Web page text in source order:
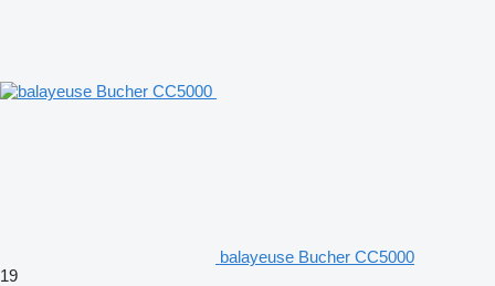
balayeuse Bucher CC5000
19